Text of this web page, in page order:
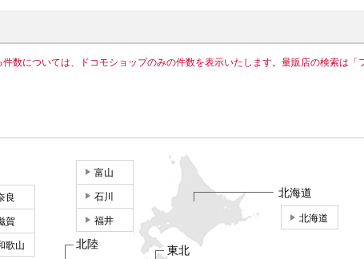
件数については、ドコモショップのみの件数を表示いたします。量販店の検索は「
北海道
北海道
東北
富山
石川
福井
北陸
良
賀
歌山